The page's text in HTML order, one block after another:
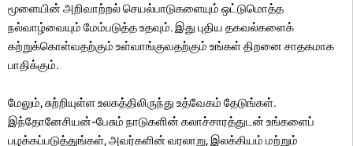
மூளையின் அறிவாற்றல் செயல்பாடுகளையும் ஒட்டுமொத்த
நல்வாழ்வையும் மேம்படுத்த உதவும். இது புதிய தகவல்களைக்
கற்றுக்கொள்வதற்கும் உள்வாங்குவதற்கும் உங்கள் திறனை சாதகமாக
பாதிக்கும்.
மேலும், சுற்றியுள்ள உலகத்திலிருந்து உத்வேகம் தேடுங்கள்.
இந்தோனேசியன்-பேசும் நாடுகளின் கலாச்சாரத்துடன் உங்களைப்
பழக்கப்படுத்துங்கள், அவர்களின் வரலாறு, இலக்கியம் மற்றும்